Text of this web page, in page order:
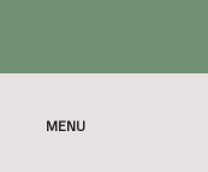
MENU